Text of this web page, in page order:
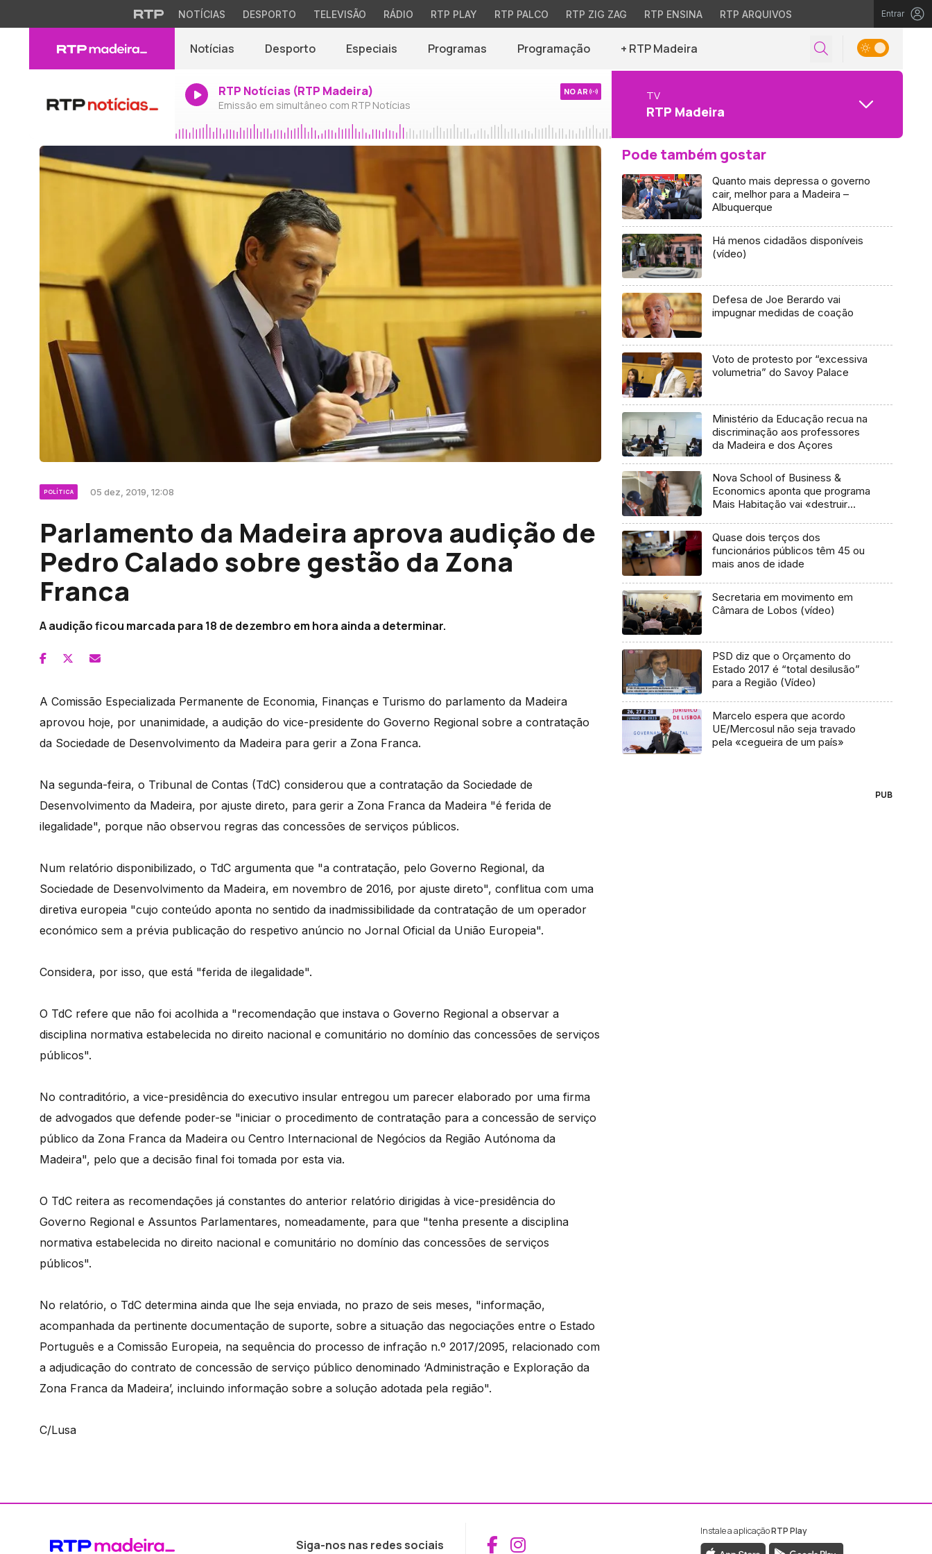
NOTÍCIAS DESPORTO TELEVISÃO RÁDIO RTP PLAY RTP PALCO RTP ZIG ZAG RTP ENSINA RTP ARQUIVOS Entrar
Notícias Desporto Especiais Programas Programação + RTP Madeira
RTP Notícias (RTP Madeira)
Emissão em simultâneo com RTP Notícias
NO AR TV
RTP Madeira
POLÍTICA 05 dez, 2019, 12:08
Parlamento da Madeira aprova audição de
Pedro Calado sobre gestão da Zona
Franca
A audição ficou marcada para 18 de dezembro em hora ainda a determinar.
A Comissão Especializada Permanente de Economia, Finanças e Turismo do parlamento da Madeira
aprovou hoje, por unanimidade, a audição do vice-presidente do Governo Regional sobre a contratação
da Sociedade de Desenvolvimento da Madeira para gerir a Zona Franca.
Na segunda-feira, o Tribunal de Contas (TdC) considerou que a contratação da Sociedade de
Desenvolvimento da Madeira, por ajuste direto, para gerir a Zona Franca da Madeira "é ferida de
ilegalidade", porque não observou regras das concessões de serviços públicos.
Num relatório disponibilizado, o TdC argumenta que "a contratação, pelo Governo Regional, da
Sociedade de Desenvolvimento da Madeira, em novembro de 2016, por ajuste direto", conflitua com uma
diretiva europeia "cujo conteúdo aponta no sentido da inadmissibilidade da contratação de um operador
económico sem a prévia publicação do respetivo anúncio no Jornal Oficial da União Europeia".
Considera, por isso, que está "ferida de ilegalidade".
O TdC refere que não foi acolhida a "recomendação que instava o Governo Regional a observar a
disciplina normativa estabelecida no direito nacional e comunitário no domínio das concessões de serviços
públicos".
No contraditório, a vice-presidência do executivo insular entregou um parecer elaborado por uma firma
de advogados que defende poder-se "iniciar o procedimento de contratação para a concessão de serviço
público da Zona Franca da Madeira ou Centro Internacional de Negócios da Região Autónoma da
Madeira", pelo que a decisão final foi tomada por esta via.
O TdC reitera as recomendações já constantes do anterior relatório dirigidas à vice-presidência do
Governo Regional e Assuntos Parlamentares, nomeadamente, para que "tenha presente a disciplina
normativa estabelecida no direito nacional e comunitário no domínio das concessões de serviços
públicos".
No relatório, o TdC determina ainda que lhe seja enviada, no prazo de seis meses, "informação,
acompanhada da pertinente documentação de suporte, sobre a situação das negociações entre o Estado
Português e a Comissão Europeia, na sequência do processo de infração n.º 2017/2095, relacionado com
a adjudicação do contrato de concessão de serviço público denominado ‘Administração e Exploração da
Zona Franca da Madeira’, incluindo informação sobre a solução adotada pela região".
C/Lusa
Pode também gostar
Quanto mais depressa o governo
cair, melhor para a Madeira –
Albuquerque
Há menos cidadãos disponíveis
(vídeo)
Defesa de Joe Berardo vai
impugnar medidas de coação
Voto de protesto por “excessiva
volumetria” do Savoy Palace
Ministério da Educação recua na
discriminação aos professores
da Madeira e dos Açores
Nova School of Business &
Economics aponta que programa
Mais Habitação vai «destruir
Quase dois terços dos
funcionários públicos têm 45 ou
mais anos de idade
Secretaria em movimento em
Câmara de Lobos (vídeo)
PSD diz que o Orçamento do
Estado 2017 é “total desilusão”
para a Região (Vídeo)
Marcelo espera que acordo
UE/Mercosul não seja travado
pela «cegueira de um país»
PUB
Siga-nos nas redes sociais Aceder ao Facebook da RTP Madeira
Aceder ao Instagram da RTP Madeira
Instale a aplicaçãoRTP Play